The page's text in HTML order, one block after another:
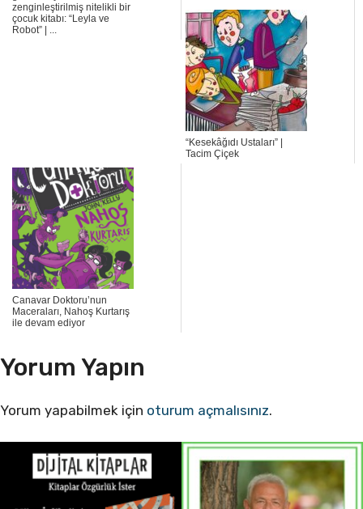
zenginleştirilmiş nitelikli bir
çocuk kitabı: “Leyla ve
Robot” | ...
“Kesekâğıdı Ustaları” |
Tacim Çiçek
Canavar Doktoru’nun
Maceraları, Nahoş Kurtarış
ile devam ediyor
Yorum Yapın
Yorum yapabilmek için oturum açmalısınız.